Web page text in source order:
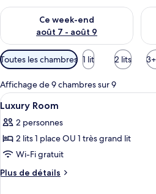
Ce week-end
août 7 - août 9
Vérifier la disponibilité pour ce
Filtres
disponibles
pour
les
chambres
Toutes les chambres 1 lit 2 lits
Affichage de 9 chambres sur 9
Afficher
toutes
les
photos
pour
ce
5
Luxury Room
2 personnes
2 lits 1 place OU 1 très grand lit
Wi-Fi gratuit
Plus de détails
Plus